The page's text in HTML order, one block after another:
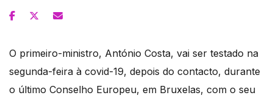
O primeiro-ministro, António Costa, vai ser testado na
segunda-feira à covid-19, depois do contacto, durante
o último Conselho Europeu, em Bruxelas, com o seu